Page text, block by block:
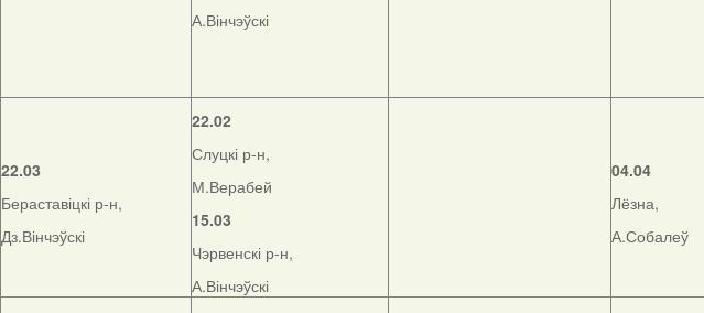
А.Вінчэўскі
22.03
Бераставіцкі р-н,
Дз.Вінчэўскі
22.02
Слуцкі р-н,
М.Верабей
15.03
Чэрвенскі р-н,
А.Вінчэўскі
04.04
Лёзна,
А.Собалеў